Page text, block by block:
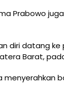
Prabowo
diri datang
Barat,
menyerahkan